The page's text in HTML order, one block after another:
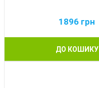
1896 грн
ДО КОШИКУ